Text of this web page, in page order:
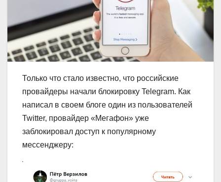
Только что стало известно, что российские
провайдеры начали блокировку Telegram. Как
написал в своем блоге один из пользователей
Twitter, провайдер «Мегафон» уже
заблокировал доступ к популярному
мессенджеру: